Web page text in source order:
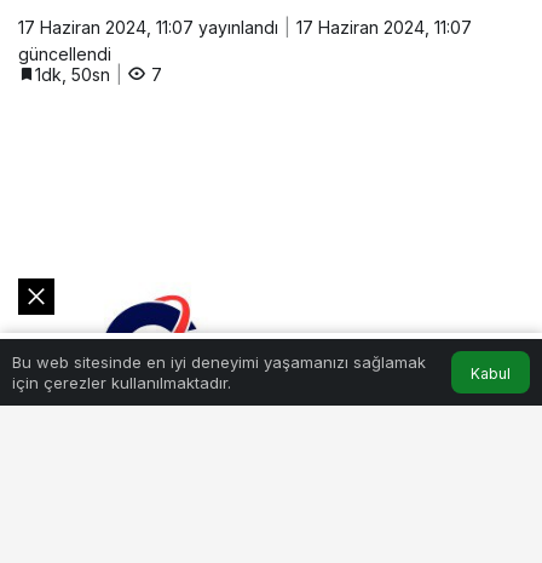
17 Haziran 2024, 11:07 yayınlandı
17 Haziran 2024, 11:07
güncellendi
1dk, 50sn
7
Bu web sitesinde en iyi deneyimi yaşamanızı sağlamak
için çerezler kullanılmaktadır.
Kabul
Akış Hesabım
0